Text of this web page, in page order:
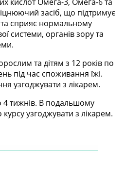
засіб, що підтримує
та сприяє нормальному
системи, органів зору та
та дітям з 12 років по
під час споживання їжі.
узгоджувати з лікарем.
тижнів. В подальшому
узгоджувати з лікарем.
———————————